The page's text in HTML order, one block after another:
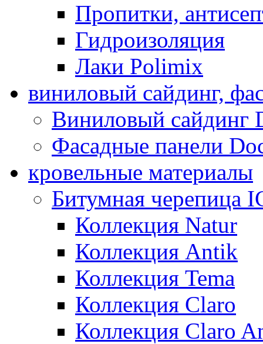
Пропитки,
Гидроизоляция
Лаки Polimix
виниловый сайдинг,
Виниловый сайдинг
Фасадные панели
кровельные материалы
Битумная черепица
Коллекция Natur
Коллекция Antik
Коллекция Tema
Коллекция Claro
Коллекция Claro